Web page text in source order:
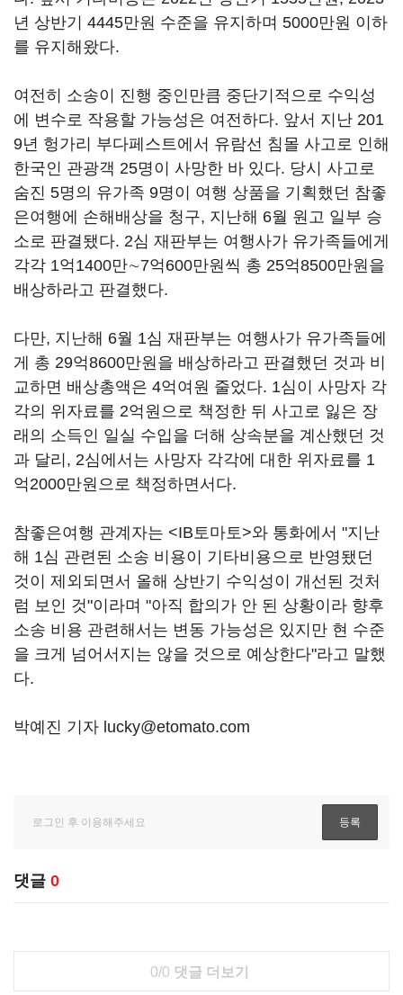
년 상반기 4445만원 수준을 유지하며 5000만원 이하
를 유지해왔다.
여전히 소송이 진행 중인만큼 중단기적으로 수익성
에 변수로 작용할 가능성은 여전하다. 앞서 지난 201
9년 헝가리 부다페스트에서 유람선 침몰 사고로 인해
한국인 관광객 25명이 사망한 바 있다. 당시 사고로
숨진 5명의 유가족 9명이 여행 상품을 기획했던 참좋
은여행에 손해배상을 청구, 지난해 6월 원고 일부 승
소로 판결됐다. 2심 재판부는 여행사가 유가족들에게
각각 1억1400만∼7억600만원씩 총 25억8500만원을
배상하라고 판결했다.
다만, 지난해 6월 1심 재판부는 여행사가 유가족들에
게 총 29억8600만원을 배상하라고 판결했던 것과 비
교하면 배상총액은 4억여원 줄었다. 1심이 사망자 각
각의 위자료를 2억원으로 책정한 뒤 사고로 잃은 장
래의 소득인 일실 수입을 더해 상속분을 계산했던 것
과 달리, 2심에서는 사망자 각각에 대한 위자료를 1
억2000만원으로 책정하면서다.
참좋은여행 관계자는 <IB토마토>와 통화에서 "지난
해 1심 관련된 소송 비용이 기타비용으로 반영됐던
것이 제외되면서 올해 상반기 수익성이 개선된 것처
럼 보인 것"이라며 "아직 합의가 안 된 상황이라 향후
소송 비용 관련해서는 변동 가능성은 있지만 현 수준
을 크게 넘어서지는 않을 것으로 예상한다"라고 말했
다.
박예진 기자 lucky@etomato.com
댓글 0
0/0 댓글 더보기